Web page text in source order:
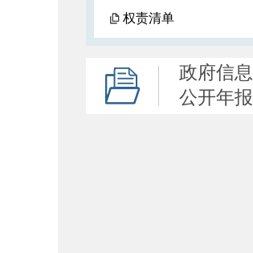
权责清单
政府信息
公开年报